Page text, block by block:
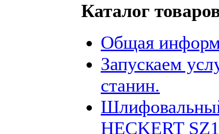
Каталог
Общая
Запускаем
станин.
HECKERT